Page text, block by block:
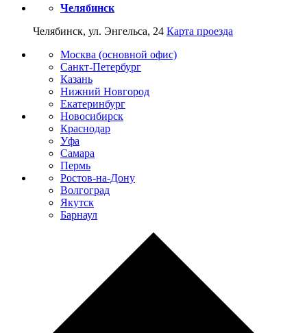
Челябинск
Челябинск, ул. Энгельса, 24 Карта проезда
Москва (основной офис)
Санкт-Петербург
Казань
Нижний Новгород
Екатеринбург
Новосибирск
Краснодар
Уфа
Самара
Пермь
Ростов-на-Дону
Волгоград
Якутск
Барнаул